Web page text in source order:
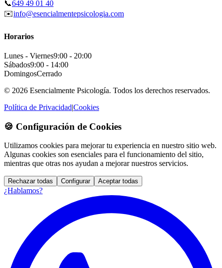
📞649 49 01 40
✉️info@esencialmentepsicologia.com
Horarios
Lunes - Viernes9:00 - 20:00
Sábados9:00 - 14:00
DomingosCerrado
© 2026 Esencialmente Psicología. Todos los derechos reservados.
Política de Privacidad|Cookies
🍪 Configuración de Cookies
Utilizamos cookies para mejorar tu experiencia en nuestro sitio web.
Algunas cookies son esenciales para el funcionamiento del sitio,
mientras que otras nos ayudan a mejorar nuestros servicios.
Rechazar todas Configurar Aceptar todas
¿Hablamos?